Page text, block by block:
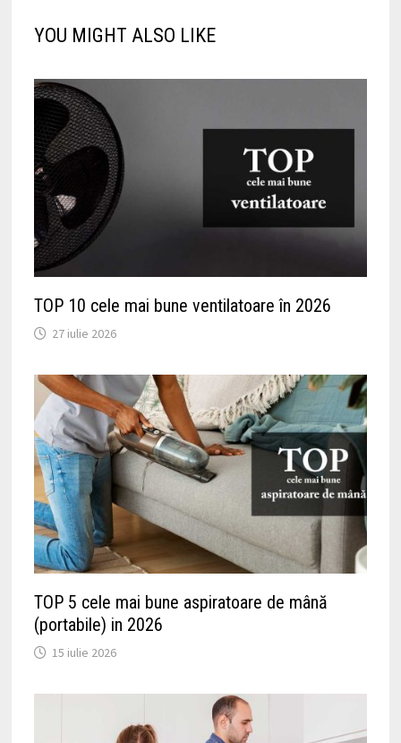
YOU MIGHT ALSO LIKE
TOP 10 cele mai bune ventilatoare în 2026
27 iulie 2026
TOP 5 cele mai bune aspiratoare de mână
(portabile) in 2026
15 iulie 2026